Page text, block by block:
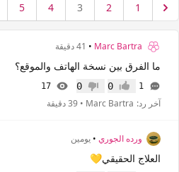
1
2
3
4
5
Marc Bartra
• 41 دقيقة
ما الفرق بين نسخة الهاتف والموقع؟
1 إعجاب0 عدم إعجاب
0
17
آخر رد: Marc Bartra
• 39 دقيقة
ورده الجوري • يومين
العلاج الحقيقي💛